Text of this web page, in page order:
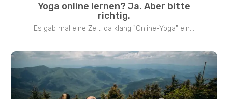
Yoga online lernen? Ja. Aber bitte
richtig.
Es gab mal eine Zeit, da klang "Online-Yoga" ein...